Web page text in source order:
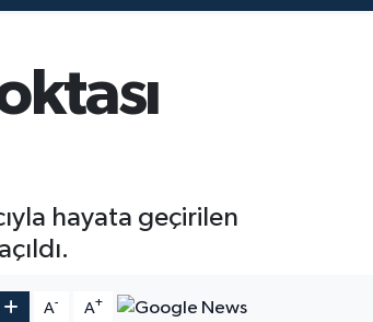
hayata geçirilen
A- A+